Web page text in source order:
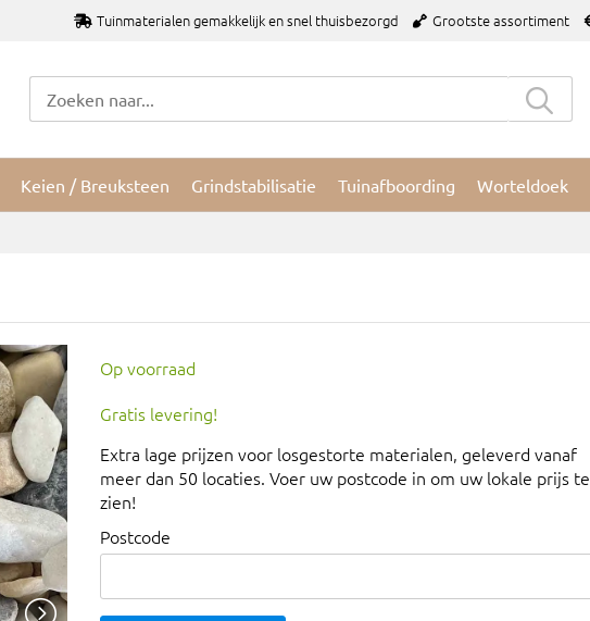
Tuinmaterialen gemakkelijk en snel thuisbezorgd Grootste assortiment
Keien / Breuksteen Grindstabilisatie Tuinafboording Worteldoek
Op voorraad
Gratis levering!
Extra lage prijzen voor losgestorte materialen, geleverd vanaf
meer dan 50 locaties. Voer uw postcode in om uw lokale prijs te
zien!
Postcode